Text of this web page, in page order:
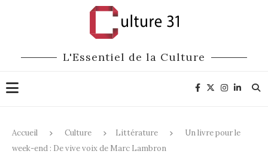
L'Essentiel de la Culture
Accueil Culture Littérature
Un livre pour le
week-end : De vive voix de Marc Lambron